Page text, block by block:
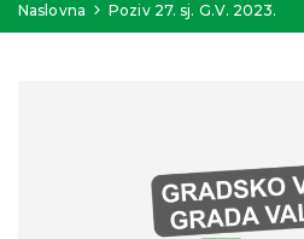
Naslovna Poziv 27. sj. G.V. 2023.